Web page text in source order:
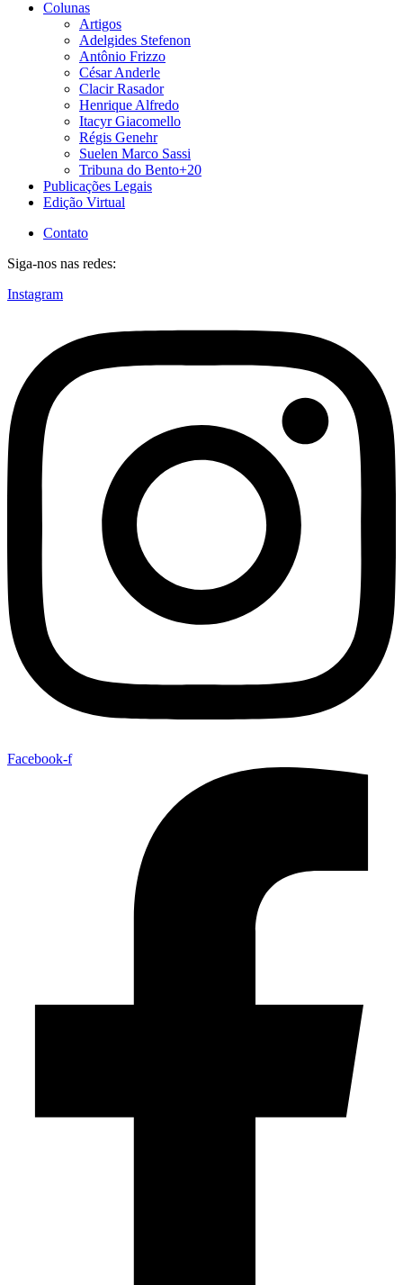
Colunas
Artigos
Adelgides Stefenon
Antônio Frizzo
César Anderle
Clacir Rasador
Henrique Alfredo
Itacyr Giacomello
Régis Genehr
Suelen Marco Sassi
Tribuna do Bento+20
Publicações Legais
Edição Virtual
Contato
Siga-nos nas redes:
Instagram
Facebook-f